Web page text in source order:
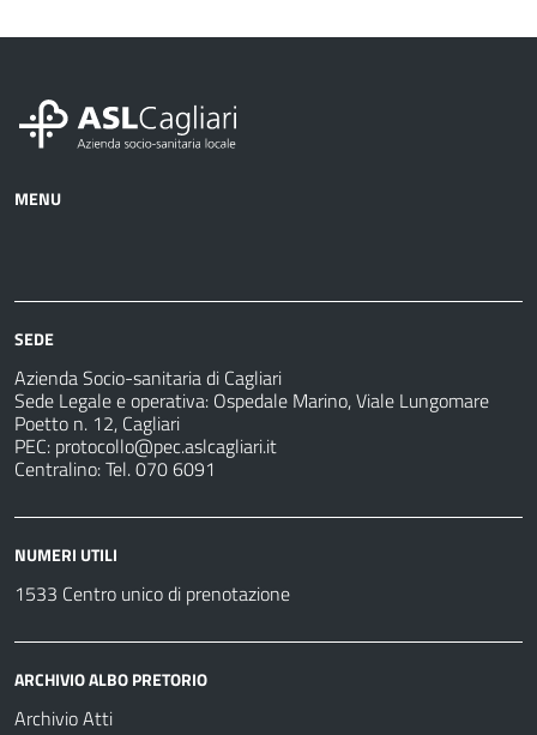
MENU
sanitarie
fare
SEDE
Azienda Socio-sanitaria di Cagliari
Sede Legale e operativa: Ospedale Marino, Viale Lungomare
Poetto n. 12, Cagliari
PEC: protocollo@pec.aslcagliari.it
Centralino: Tel. 070 6091
NUMERI UTILI
1533 Centro unico di prenotazione
ARCHIVIO ALBO PRETORIO
Archivio Atti